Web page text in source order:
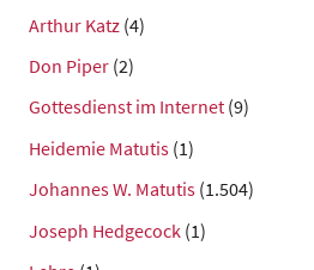
Arthur Katz (4)
Don Piper (2)
Gottesdienst im Internet (9)
Heidemie Matutis (1)
Johannes W. Matutis (1.504)
Joseph Hedgecock (1)